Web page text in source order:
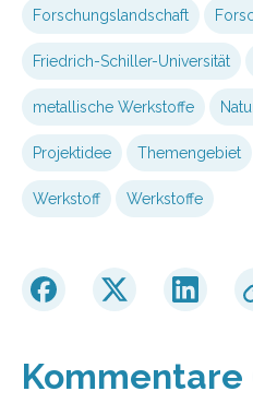
Forschungslandschaft
Friedrich-Schiller-Universität
metallische Werkstoffe
Projektidee Themengebiet
Werkstoff Werkstoffe
Kommentare